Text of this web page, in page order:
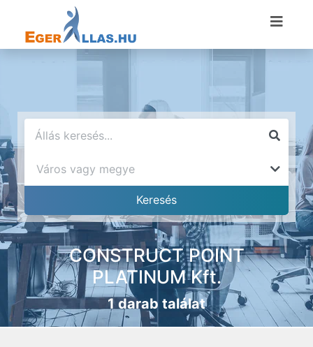
CONSTRUCT POINT
PLATINUM Kft.
1 darab találat